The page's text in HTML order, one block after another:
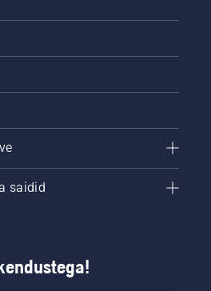
saidid